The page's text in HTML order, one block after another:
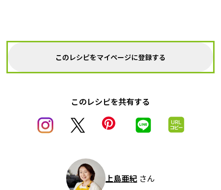
このレシピをマイページに登録する
このレシピを共有する
上島亜紀 さん